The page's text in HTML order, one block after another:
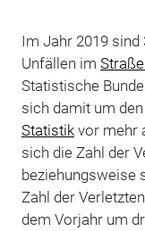
Im Jahr 2019 sind
Unfällen im
Statistische
sich damit um
Statistikvor mehr
sich die Zahl der
beziehungsweise
Zahl der
dem Vorjahr um